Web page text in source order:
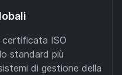
certificata ISO
standard più
di gestione della